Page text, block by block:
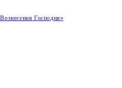
Господня»